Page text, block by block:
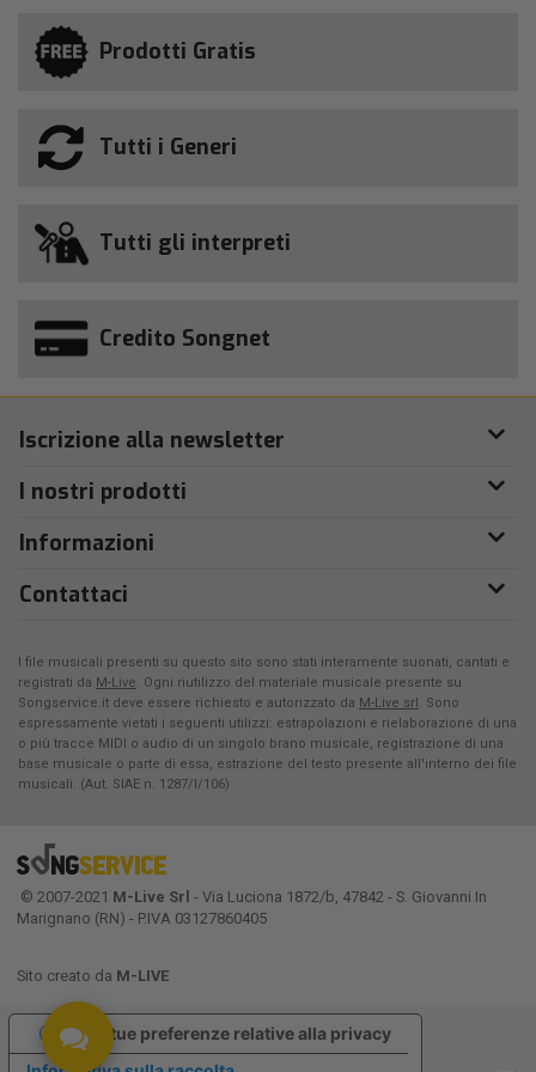
Prodotti Gratis
Tutti i Generi
Tutti gli interpreti
Credito Songnet
Iscrizione alla newsletter
I nostri prodotti
Informazioni
Contattaci
I file musicali presenti su questo sito sono stati interamente suonati, cantati e
registrati da M-Live. Ogni riutilizzo del materiale musicale presente su
Songservice.it deve essere richiesto e autorizzato da M-Live srl. Sono
espressamente vietati i seguenti utilizzi: estrapolazioni e rielaborazione di una
o più tracce MIDI o audio di un singolo brano musicale, registrazione di una
base musicale o parte di essa, estrazione del testo presente all'interno dei file
musicali. (Aut. SIAE n. 1287/I/106)
© 2007-2021 M-Live Srl - Via Luciona 1872/b, 47842 - S. Giovanni In
Marignano (RN) - P.IVA 03127860405
Sito creato da M-LIVE
Le tue preferenze relative alla privacy